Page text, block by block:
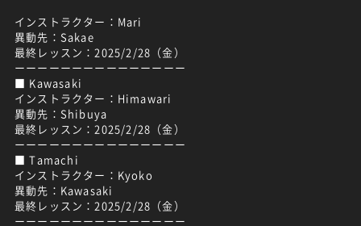
インストラクター：Mari
異動先：Sakae
最終レッスン：2025/2/28（金）
ーーーーーーーーーーーーーーー
■ Kawasaki
インストラクター：Himawari
異動先：Shibuya
最終レッスン：2025/2/28（金）
ーーーーーーーーーーーーーーー
■ Tamachi
インストラクター：Kyoko
異動先：Kawasaki
最終レッスン：2025/2/28（金）
ーーーーーーーーーーーーーーー